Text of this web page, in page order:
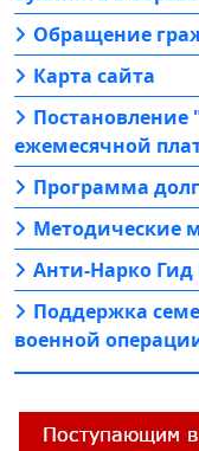
Обращение
Карта сайта
Постановление
ежемесячной
Программа
Методические
Анти-Нарко Гид
Поддержка
военной